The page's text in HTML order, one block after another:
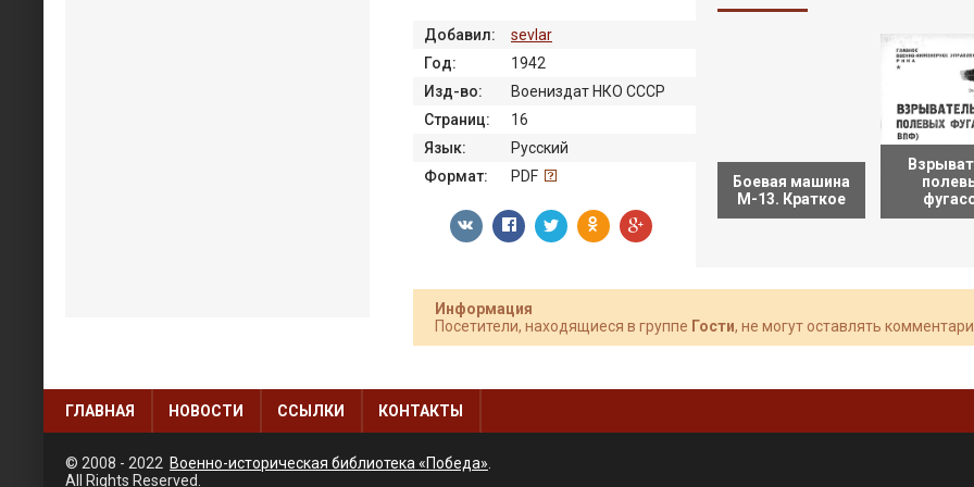
Добавил:
sevlar
Год:
1942
Изд-во:
Воениздат НКО СССР
Страниц:
16
Язык:
Русский
Формат:
PDF
Боевая машина
М-13. Краткое
Информация
Посетители, находящиеся в группе Гости, не могут оставлять
ГЛАВНАЯ НОВОСТИ ССЫЛКИ КОНТАКТЫ
© 2008 - 2022 Военно-историческая библиотека «Победа»
All Rights Reserved.